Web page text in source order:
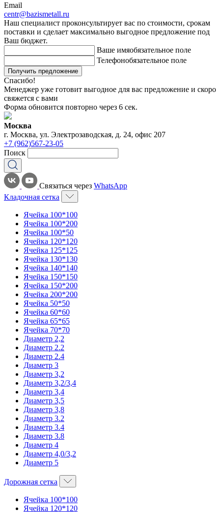
Email
centr@bazismetall.ru
Наш специалист проконсультирует вас по стоимости, срокам
поставки и сделает максимально выгодное предложение под
Ваш бюджет.
Ваше имяобязательное поле
Телефонобязательное поле
Получить предложение
Спасибо!
Менеджер уже готовит выгодное для вас предложение и скоро
свяжется с вами
Форма обновится повторно через 6 сек.
Москва
г. Москва, ул. Электрозаводская, д. 24, офис 207
+7 (962)567-23-05
Поиск
Связаться через WhatsApp
Кладочная сетка
Ячейка 100*100
Ячейка 100*200
Ячейка 100*50
Ячейка 120*120
Ячейка 125*125
Ячейка 130*130
Ячейка 140*140
Ячейка 150*150
Ячейка 150*200
Ячейка 200*200
Ячейка 50*50
Ячейка 60*60
Ячейка 65*65
Ячейка 70*70
Диаметр 2,2
Диаметр 2.2
Диаметр 2.4
Диаметр 3
Диаметр 3,2
Диаметр 3,2/3,4
Диаметр 3,4
Диаметр 3,5
Диаметр 3,8
Диаметр 3.2
Диаметр 3.4
Диаметр 3.8
Диаметр 4
Диаметр 4,0/3,2
Диаметр 5
Дорожная сетка
Ячейка 100*100
Ячейка 120*120